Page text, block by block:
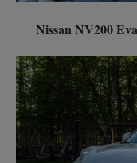
Nissan NV200